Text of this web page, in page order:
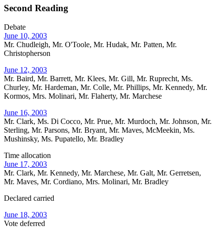
Second Reading
Debate
June 10, 2003
Mr. Chudleigh, Mr. O'Toole, Mr. Hudak, Mr. Patten, Mr.
Christopherson
June 12, 2003
Mr. Baird, Mr. Barrett, Mr. Klees, Mr. Gill, Mr. Ruprecht, Ms.
Churley, Mr. Hardeman, Mr. Colle, Mr. Phillips, Mr. Kennedy, Mr.
Kormos, Mrs. Molinari, Mr. Flaherty, Mr. Marchese
June 16, 2003
Mr. Clark, Ms. Di Cocco, Mr. Prue, Mr. Murdoch, Mr. Johnson, Mr.
Sterling, Mr. Parsons, Mr. Bryant, Mr. Maves, McMeekin, Ms.
Mushinsky, Ms. Pupatello, Mr. Bradley
Time allocation
June 17, 2003
Mr. Clark, Mr. Kennedy, Mr. Marchese, Mr. Galt, Mr. Gerretsen,
Mr. Maves, Mr. Cordiano, Mrs. Molinari, Mr. Bradley
Declared carried
June 18, 2003
Vote deferred